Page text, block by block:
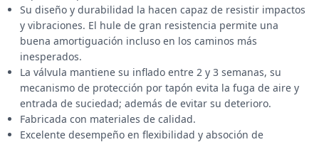
Su diseño y durabilidad la hacen capaz de resistir impactos
y vibraciones. El hule de gran resistencia permite una
buena amortiguación incluso en los caminos más
inesperados.
La válvula mantiene su inflado entre 2 y 3 semanas, su
mecanismo de protección por tapón evita la fuga de aire y
entrada de suciedad; además de evitar su deterioro.
Fabricada con materiales de calidad.
Excelente desempeño en flexibilidad y absoción de